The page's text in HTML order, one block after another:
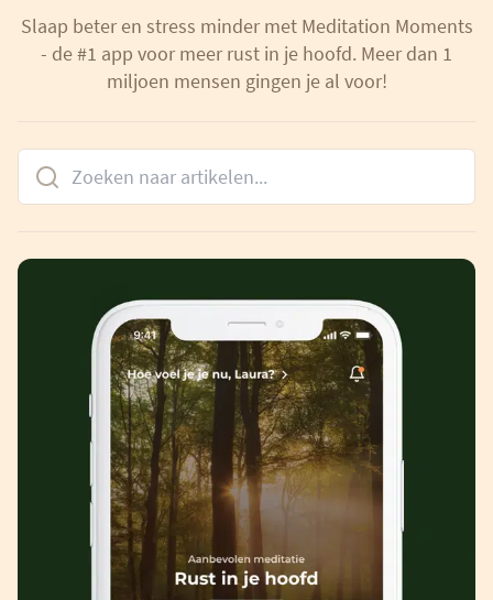
Slaap beter en stress minder met Meditation Moments
- de #1 app voor meer rust in je hoofd. Meer dan 1
miljoen mensen gingen je al voor!